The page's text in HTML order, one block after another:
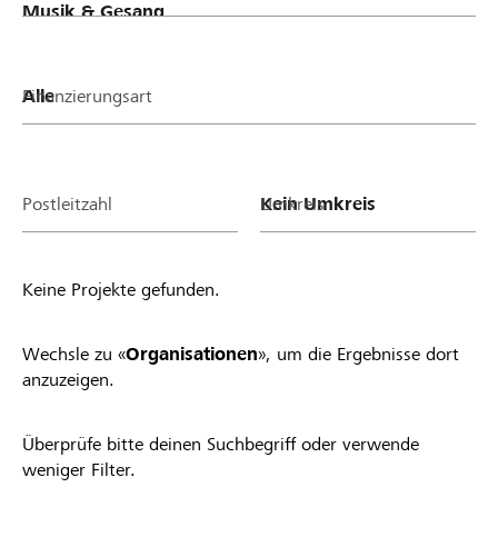
Finanzierungsart
Postleitzahl Umkreis
Keine Projekte gefunden.
Wechsle zu «Organisationen», um die Ergebnisse dort
anzuzeigen.
Überprüfe bitte deinen Suchbegriff oder verwende
weniger Filter.